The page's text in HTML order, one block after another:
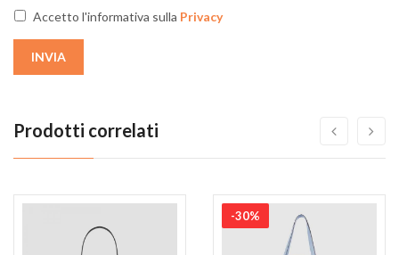
Accetto l'informativa sulla Privacy
INVIA
Prodotti correlati
-30%